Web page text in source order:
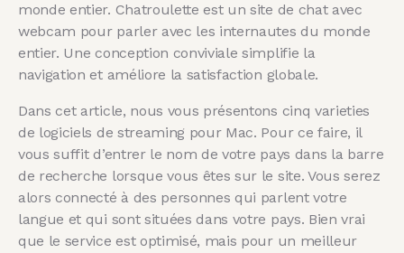
monde entier. Chatroulette est un site de chat avec
webcam pour parler avec les internautes du monde
entier. Une conception conviviale simplifie la
navigation et améliore la satisfaction globale.
Dans cet article, nous vous présentons cinq varieties
de logiciels de streaming pour Mac. Pour ce faire, il
vous suffit d’entrer le nom de votre pays dans la barre
de recherche lorsque vous êtes sur le site. Vous serez
alors connecté à des personnes qui parlent votre
langue et qui sont situées dans votre pays. Bien vrai
que le service est optimisé, mais pour un meilleur